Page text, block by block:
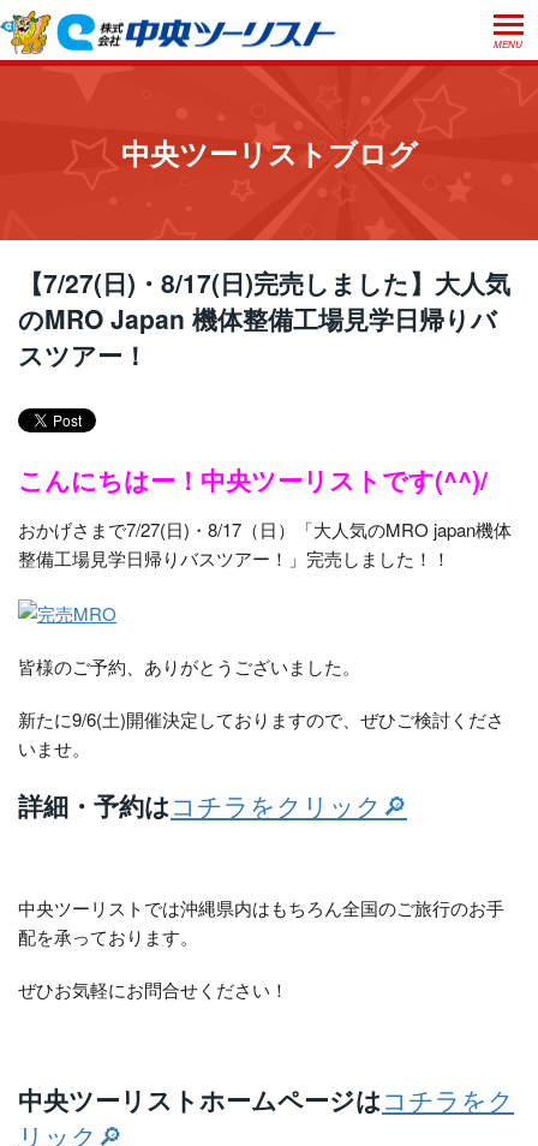
MENU
ご利用案内
お受取り方法について
取消手数料について
ご旅行条件書 会社概要 採用情報
閉じる
中央ツーリストブログ
【7/27(日)・8/17(日)完売しました】大人気
のMRO Japan 機体整備工場見学日帰りバ
スツアー！
こんにちはー！中央ツーリストです(^^)/
おかげさまで7/27(日)・8/17（日）「大人気のMRO japan機体
整備工場見学日帰りバスツアー！」完売しました！！
皆様のご予約、ありがとうございました。
新たに9/6(土)開催決定しておりますので、ぜひご検討くださ
いませ。
詳細・予約はコチラをクリック🔎
中央ツーリストでは沖縄県内はもちろん全国のご旅行のお手
配を承っております。
ぜひお気軽にお問合せください！
中央ツーリストホームページはコチラをク
リック🔎